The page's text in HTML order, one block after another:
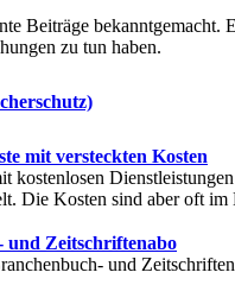
Beiträge
zu tun haben.
mit versteckten Kosten
kostenlosen
Die Kosten sind aber oft
und Zeitschriftenabo
und